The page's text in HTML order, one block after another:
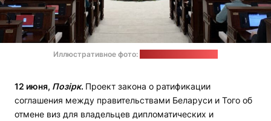
Иллюстративное фото:
12 июня, Позірк. Проект закона о ратификации
соглашения между правительствами Беларуси и Того об
отмене виз для владельцев дипломатических и